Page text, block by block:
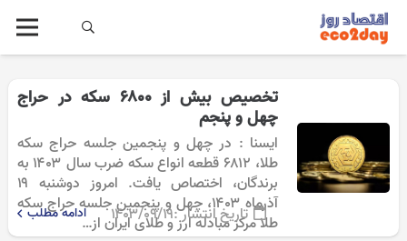
تخصیص بیش از ۶۸۰۰ سکه در حراج
چهل و پنجم
ایسنا : در چهل و پنجمین جلسه حراج سکه
طلا، ۶۸۱۲ قطعه انواع سکه ضرب سال ۱۴۰۳ به
برندگان، اختصاص یافت. امروز دوشنبه ۱۹
آذرماه ۱۴۰۳، چهل و پنجمین جلسه حراج سکه
طلا مرکز مبادله ارز و طلای ایران از…
تاریخ انتشار :۱۴۰۳/۰۹/۱۹ ادامه مطلب